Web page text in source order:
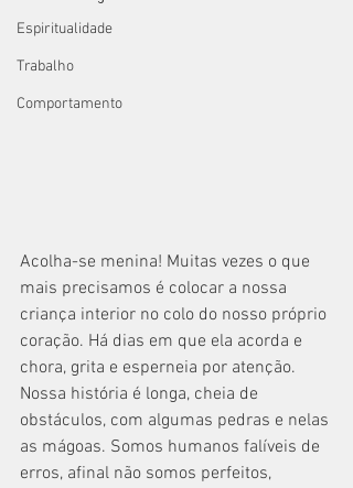
Espiritualidade
Trabalho
Comportamento
Acolha-se menina! Muitas vezes o que
mais precisamos é colocar a nossa
criança interior no colo do nosso próprio
coração. Há dias em que ela acorda e
chora, grita e esperneia por atenção.
Nossa história é longa, cheia de
obstáculos, com algumas pedras e nelas
as mágoas. Somos humanos falíveis de
erros, afinal não somos perfeitos,